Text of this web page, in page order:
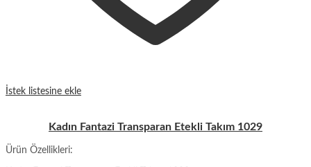
İstek listesine ekle
Kadın Fantazi Transparan Etekli Takım 1029
Ürün Özellikleri: